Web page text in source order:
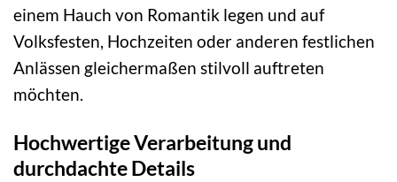
einem Hauch von Romantik legen und auf
Volksfesten, Hochzeiten oder anderen festlichen
Anlässen gleichermaßen stilvoll auftreten
möchten.
Hochwertige Verarbeitung und
durchdachte Details